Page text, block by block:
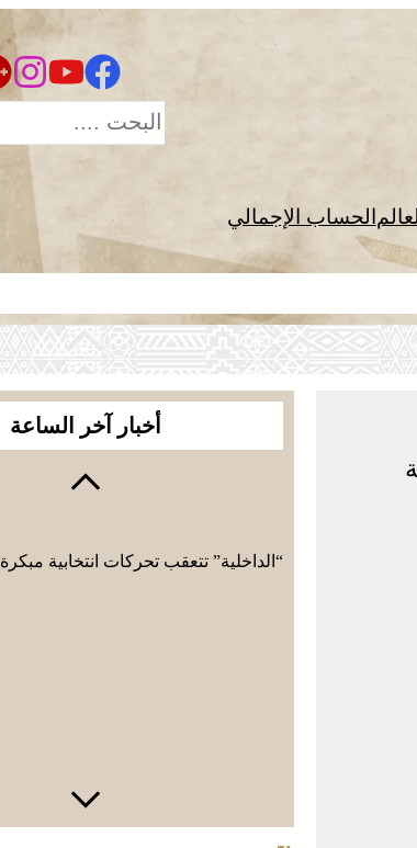
العالم الحساب الإجمالي
أخبار آخر الساعة
“الداخلية” تتعقب تحركات انتخابية مبكرة